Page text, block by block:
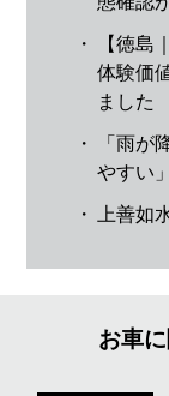
・
【徳島
体験価
ました
・
「雨が
やすい
・ 上善如
お車